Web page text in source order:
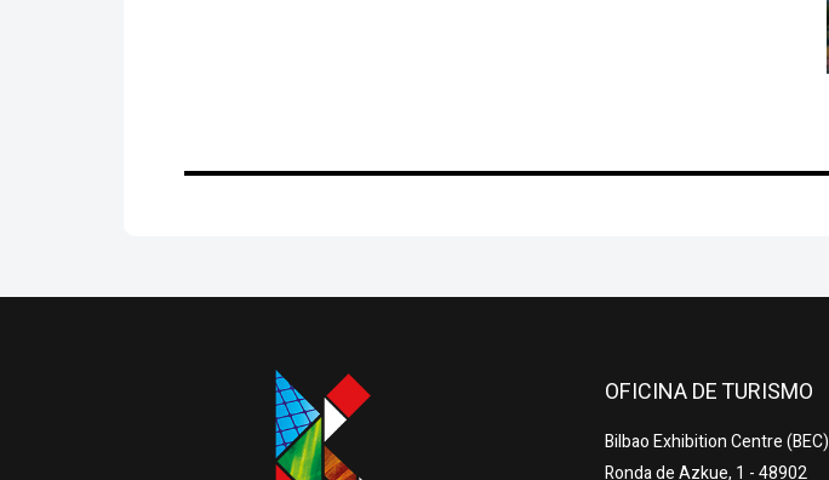
OFICINA DE TURISMO
Bilbao Exhibition Centre (BEC)
Ronda de Azkue, 1 - 48902